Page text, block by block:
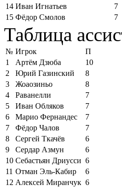
14 Иван Игнатьев
7
15 Фёдор Смолов 7
Таблица
№ Игрок
П
1
Артём Дзюба
10
2
Юрий Газинский
8
3
Жоаозиньо
8
4
Раванелли
7
5
Иван Обляков
7
6
Марио Фернандес
7
7
Фёдор Чалов
7
8
Сергей Ткачёв
6
9
Сердар Азмун
6
10 Себастьян Дриусси 6
11 Отман Эль-Кабир
6
12 Алексей Миранчук 6